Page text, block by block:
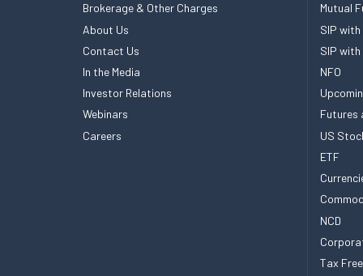
Brokerage & Other Charges
About Us
Contact Us
In the Media
Investor Relations
Webinars
Careers
Mutual
SIP with
SIP with
NFO
Futures
US
ETF
NCD
Tax